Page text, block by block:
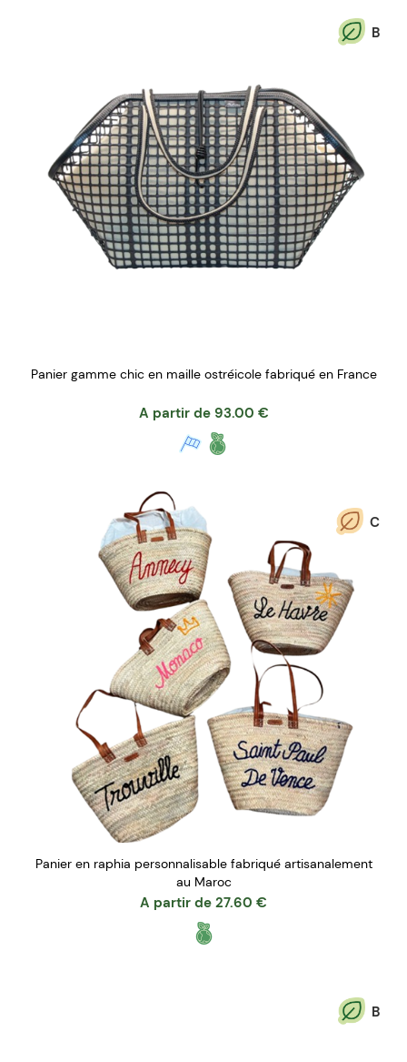
B
Panier gamme chic en maille ostréicole fabriqué en France
A partir de 93.00 €
C
Panier en raphia personnalisable fabriqué artisanalement
au Maroc
A partir de 27.60 €
B